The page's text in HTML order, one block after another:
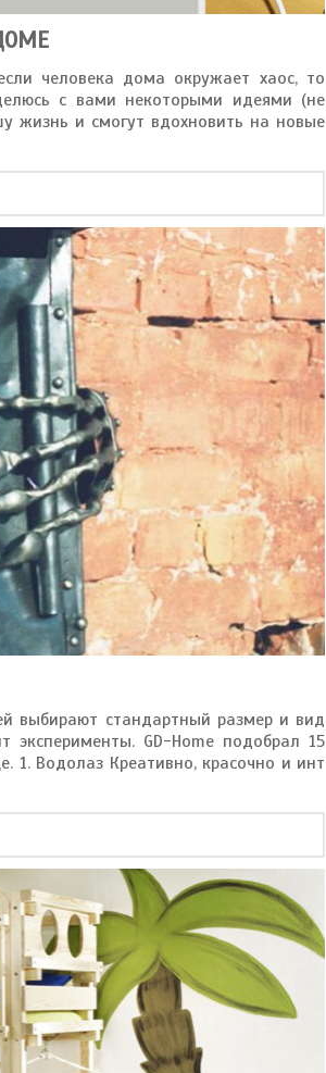
человека дома окружает хаос, то
с вами некоторыми идеями (не
жизнь и смогут вдохновить на новые
выбирают стандартный размер и вид
GD-Home подобрал 15
1. Водолаз Креативно, красочно и инт